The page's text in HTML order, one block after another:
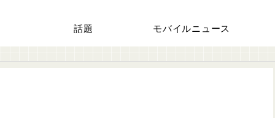
話題 モバイルニュース